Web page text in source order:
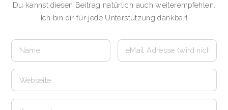
Du kannst diesen Beitrag natürlich auch weiterempfehlen.
Ich bin dir für jede Unterstützung dankbar!